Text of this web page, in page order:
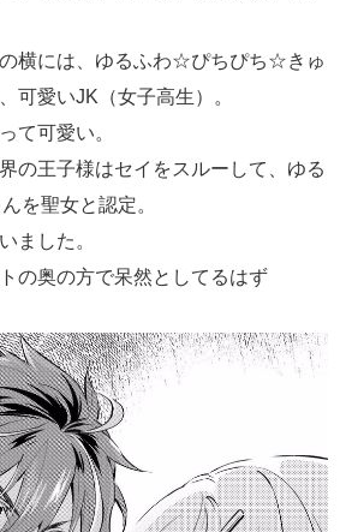
横には、ゆるふわ☆ぴちぴち☆きゅ
可愛いJK（女子高生）。
て可愛い。
の王子様はセイをスルーして、ゆる
を聖女と認定。
ました。
の奥の方で呆然としてるはず